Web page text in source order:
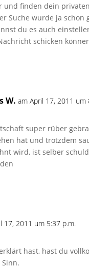
und finden dein
Suche wurde ja schon
du es auch
schicken
W. am April 17, 2011 um
super rüber
hat und trotzdem
wird, ist selber
17, 2011 um 5:37 p.m.
hast, hast du